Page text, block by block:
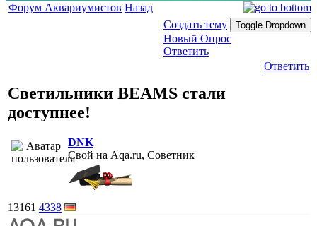
Форум Аквариумистов Назад
Создать тему
Toggle Dropdown
Новый Опрос
Ответить
Ответить
Светильники BEAMS стали
доступнее!
DNK
Свой на Aqa.ru, Советник
13161 4338